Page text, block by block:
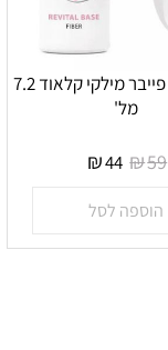
רויטל בייס פייבר מילקי קלאוד 7.2
מל'
₪59
₪44
הוספה לסל